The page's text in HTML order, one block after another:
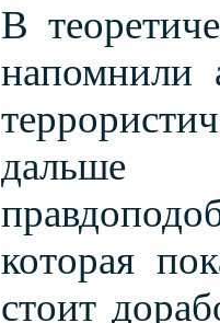
В
напомнили
дальше
которая
стоит